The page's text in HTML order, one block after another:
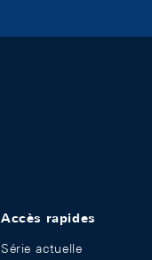
Accès rapides
Série actuelle